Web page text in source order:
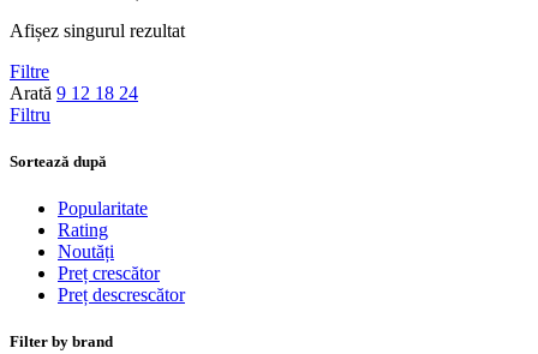
Afișez singurul rezultat
Filtre
Arată 9 12 18 24
Filtru
Sortează după
Popularitate
Rating
Noutăți
Preț crescător
Preț descrescător
Filter by brand